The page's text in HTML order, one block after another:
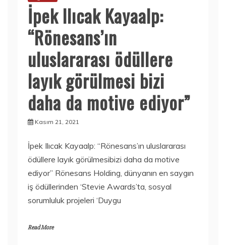
İpek Ilıcak Kayaalp:
“Rönesans’ın
uluslararası ödüllere
layık görülmesi bizi
daha da motive ediyor”
Kasım 21, 2021
İpek Ilıcak Kayaalp: “Rönesans’ın uluslararası
ödüllere layık görülmesibizi daha da motive
ediyor” Rönesans Holding, dünyanın en saygın
iş ödüllerinden ‘Stevie Awards’ta, sosyal
sorumluluk projeleri ‘Duygu
Read More